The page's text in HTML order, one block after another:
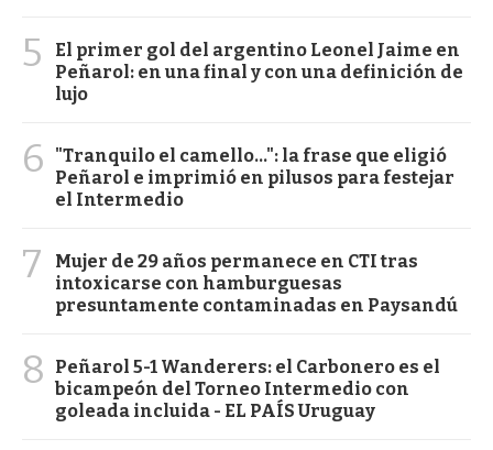
5
El primer gol del argentino Leonel Jaime en
Peñarol: en una final y con una definición de
lujo
6
"Tranquilo el camello...": la frase que eligió
Peñarol e imprimió en pilusos para festejar
el Intermedio
7
Mujer de 29 años permanece en CTI tras
intoxicarse con hamburguesas
presuntamente contaminadas en Paysandú
8
Peñarol 5-1 Wanderers: el Carbonero es el
bicampeón del Torneo Intermedio con
goleada incluida - EL PAÍS Uruguay